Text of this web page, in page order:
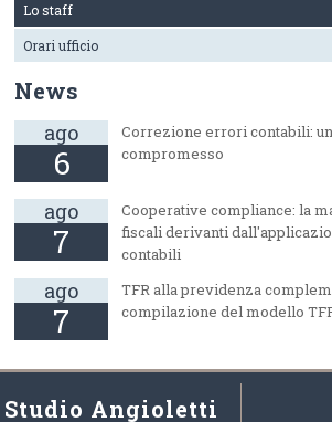
Lo staff
Orari ufficio
News
ago
6
Correzione errori contabili:
compromesso
ago
7
Cooperative compliance: la
fiscali derivanti
contabili
ago
7
TFR alla previdenza
compilazione del modello
Studio Angioletti